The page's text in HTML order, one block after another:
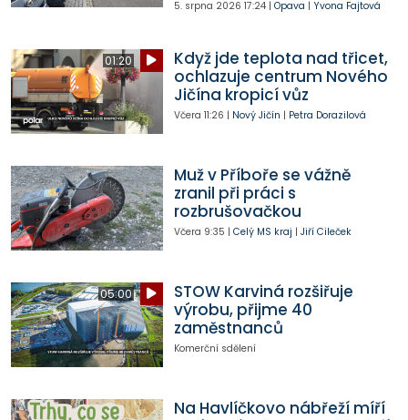
5. srpna 2026 17:24| Opava | Yvona Fajtová
01:20
Když jde teplota nad třicet,
ochlazuje centrum Nového
Jičína kropicí vůz
Včera 11:26 | Nový Jičín | Petra Dorazilová
Muž v Příboře se vážně
zranil při práci s
rozbrušovačkou
Včera 9:35 | Celý MS kraj | Jiří Cileček
05:00
STOW Karviná rozšiřuje
výrobu, přijme 40
zaměstnanců
Komerční sdělení
Na Havlíčkovo nábřeží míří